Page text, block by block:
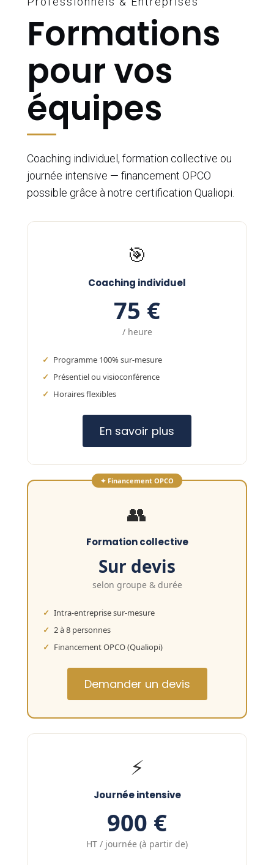
Formations
pour vos
équipes
Coaching individuel, formation collective ou
journée intensive — financement OPCO
possible grâce à notre certification Qualiopi.
🎯
Coaching individuel
75 €
/ heure
Programme 100% sur-mesure
Présentiel ou visioconférence
Horaires flexibles
En savoir plus
✦ Financement OPCO
👥
Formation collective
Sur devis
selon groupe & durée
Intra-entreprise sur-mesure
2 à 8 personnes
Financement OPCO (Qualiopi)
Demander un devis
⚡
Journée intensive
900 €
HT / journée (à partir de)